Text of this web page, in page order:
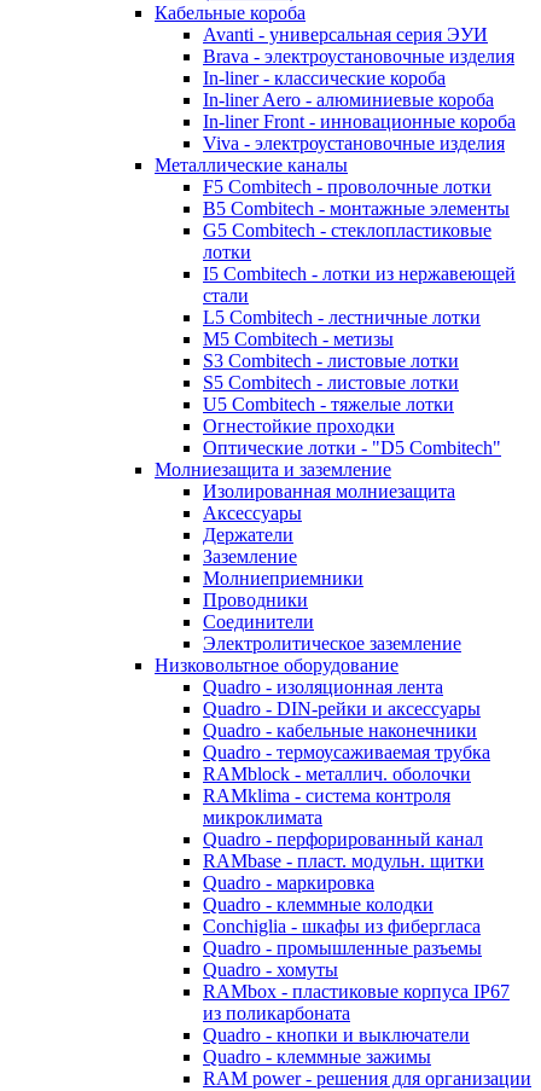
Кабельные короба
Avanti - универсальная серия ЭУИ
Brava - электроустановочные изделия
In-liner - классические короба
In-liner Aero - алюминиевые короба
In-liner Front - инновационные короба
Viva - электроустановочные изделия
Металлические каналы
F5 Combitech - проволочные лотки
B5 Combitech - монтажные элементы
G5 Combitech - стеклопластиковые
лотки
I5 Combitech - лотки из нержавеющей
стали
L5 Combitech - лестничные лотки
M5 Combitech - метизы
S3 Combitech - листовые лотки
S5 Combitech - листовые лотки
U5 Combitech - тяжелые лотки
Огнестойкие проходки
Оптические лотки - "D5 Combitech"
Молниезащита и заземление
Изолированная молниезащита
Аксессуары
Держатели
Заземление
Молниеприемники
Проводники
Соединители
Электролитическое заземление
Низковольтное оборудование
Quadro - изоляционная лента
Quadro - DIN-рейки и аксессуары
Quadro - кабельные наконечники
Quadro - термоусаживаемая трубка
RAMblock - металлич. оболочки
RAMklima - система контроля
микроклимата
Quadro - перфорированный канал
RAMbase - пласт. модульн. щитки
Quadro - маркировка
Quadro - клеммные колодки
Conchiglia - шкафы из фибергласа
Quadro - промышленные разъемы
Quadro - хомуты
RAMbox - пластиковые корпуса IP67
из поликарбоната
Quadro - кнопки и выключатели
Quadro - клеммные зажимы
RAM power - решения для организации